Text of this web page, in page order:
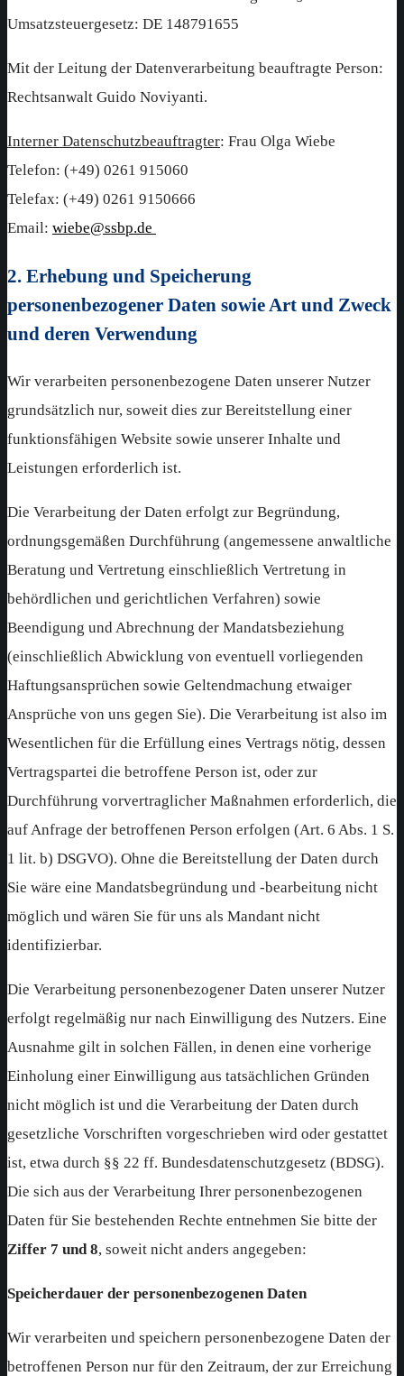
Umsatzsteuergesetz: DE 148791655
Mit der Leitung der Datenverarbeitung beauftragte Person:
Rechtsanwalt Guido Noviyanti.
Interner Datenschutzbeauftragter: Frau Olga Wiebe
Telefon: (+49) 0261 915060
Telefax: (+49) 0261 9150666
Email: wiebe@ssbp.de
2. Erhebung und Speicherung
personenbezogener Daten sowie Art und Zweck
und deren Verwendung
Wir verarbeiten personenbezogene Daten unserer Nutzer
grundsätzlich nur, soweit dies zur Bereitstellung einer
funktionsfähigen Website sowie unserer Inhalte und
Leistungen erforderlich ist.
Die Verarbeitung der Daten erfolgt zur Begründung,
ordnungsgemäßen Durchführung (angemessene anwaltliche
Beratung und Vertretung einschließlich Vertretung in
behördlichen und gerichtlichen Verfahren) sowie
Beendigung und Abrechnung der Mandatsbeziehung
(einschließlich Abwicklung von eventuell vorliegenden
Haftungsansprüchen sowie Geltendmachung etwaiger
Ansprüche von uns gegen Sie). Die Verarbeitung ist also im
Wesentlichen für die Erfüllung eines Vertrags nötig, dessen
Vertragspartei die betroffene Person ist, oder zur
Durchführung vorvertraglicher Maßnahmen erforderlich, die
auf Anfrage der betroffenen Person erfolgen (Art. 6 Abs. 1 S.
1 lit. b) DSGVO). Ohne die Bereitstellung der Daten durch
Sie wäre eine Mandatsbegründung und -bearbeitung nicht
möglich und wären Sie für uns als Mandant nicht
identifizierbar.
Die Verarbeitung personenbezogener Daten unserer Nutzer
erfolgt regelmäßig nur nach Einwilligung des Nutzers. Eine
Ausnahme gilt in solchen Fällen, in denen eine vorherige
Einholung einer Einwilligung aus tatsächlichen Gründen
nicht möglich ist und die Verarbeitung der Daten durch
gesetzliche Vorschriften vorgeschrieben wird oder gestattet
ist, etwa durch §§ 22 ff. Bundesdatenschutzgesetz (BDSG).
Die sich aus der Verarbeitung Ihrer personenbezogenen
Daten für Sie bestehenden Rechte entnehmen Sie bitte der
Ziffer 7 und 8, soweit nicht anders angegeben:
Speicherdauer der personenbezogenen Daten
Wir verarbeiten und speichern personenbezogene Daten der
betroffenen Person nur für den Zeitraum, der zur Erreichung